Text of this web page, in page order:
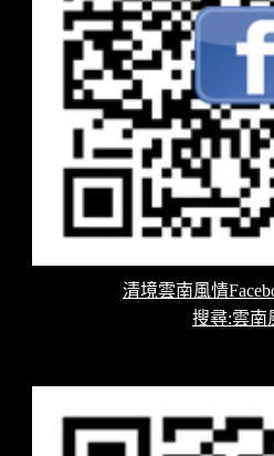
清境雲南風情
搜尋:雲南